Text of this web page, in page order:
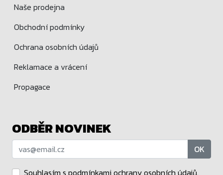
Naše prodejna
Obchodní podmínky
Ochrana osobních údajů
Reklamace a vrácení
Propagace
ODBĚR NOVINEK
OK
Souhlasím s podmínkami ochrany osobních údajů.